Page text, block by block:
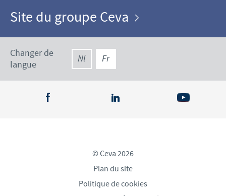
Site du groupe Ceva
Changer de
langue
Nl Fr
© Ceva 2026
Plan du site
Politique de cookies